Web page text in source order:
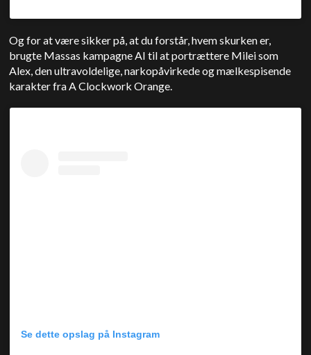
Og for at være sikker på, at du forstår, hvem skurken er,
brugte Massas kampagne AI til at portrættere Milei som
Alex, den ultravoldelige, narkopåvirkede og mælkespisende
karakter fra A Clockwork Orange.
Se dette opslag på Instagram